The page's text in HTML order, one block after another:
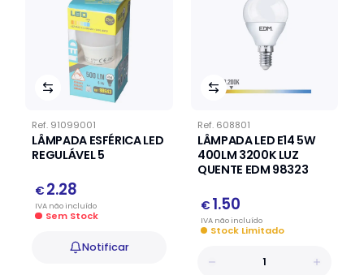
Ref. 91099001
LÂMPADA ESFÉRICA LED
REGULÁVEL 5
€ 2.28
IVA nãoincluído
Sem Stock
Notificar
Ref. 608801
LÂMPADA LED E14 5W
400LM 3200K LUZ
QUENTE EDM 98323
€ 1.50
IVA nãoincluído
Stock Limitado